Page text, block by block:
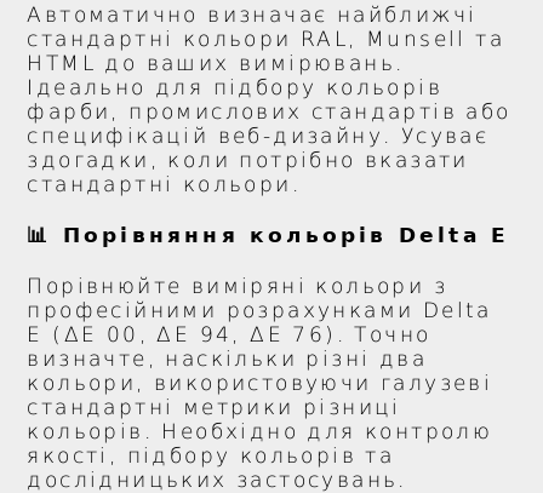
Автоматично визначає найближчі
стандартні кольори RAL, Munsell та
HTML до ваших вимірювань.
Ідеально для підбору кольорів
фарби, промислових стандартів або
специфікацій веб-дизайну. Усуває
здогадки, коли потрібно вказати
стандартні кольори.
📊 Порівняння кольорів Delta E
Порівнюйте виміряні кольори з
професійними розрахунками Delta
E (ΔE 00, ΔE 94, ΔE 76). Точно
визначте, наскільки різні два
кольори, використовуючи галузеві
стандартні метрики різниці
кольорів. Необхідно для контролю
якості, підбору кольорів та
дослідницьких застосувань.